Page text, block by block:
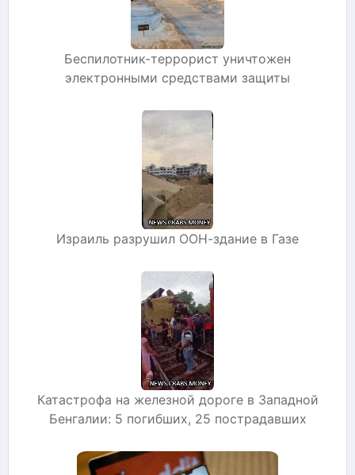
Беспилотник-террорист уничтожен
электронными средствами защиты
Израиль разрушил ООН-здание в Газе
Катастрофа на железной дороге в Западной
Бенгалии: 5 погибших, 25 пострадавших